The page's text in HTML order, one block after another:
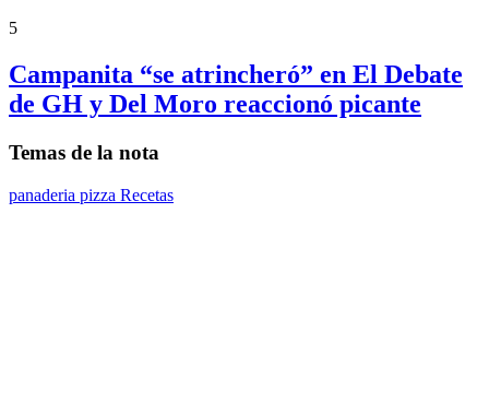
5
Campanita “se atrincheró” en El Debate
de GH y Del Moro reaccionó picante
Temas de la nota
panaderia pizza Recetas